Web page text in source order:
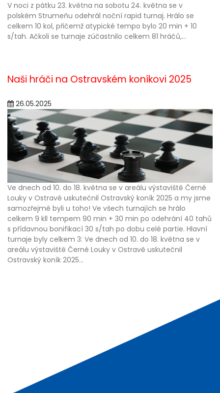
V noci z pátku 23. května na sobotu 24. května se v
polském Strumeňu odehrál noční rapid turnaj. Hrálo se
celkem 10 kol, přičemž atypické tempo bylo 20 min + 10
s/tah. Ačkoli se turnaje zúčastnilo celkem 81 hráčů,...
Naši hráči na Ostravském koníkovi 2025
26.05.2025
Ve dnech od 10. do 18. května se v areálu výstaviště Černé
Louky v Ostravě uskutečnil Ostravský koník 2025 a my jsme
samozřejmě byli u toho! Ve všech turnajích se hrálo
celkem 9 kll tempem 90 min + 30 min po odehrání 40 tahů
s přídavnou bonifikací 30 s/tah po dobu celé partie. Hlavní
turnaje byly celkem 3: Ve dnech od 10. do 18. května se v
areálu výstaviště Černé Louky v Ostravě uskutečnil
Ostravský koník 2025...